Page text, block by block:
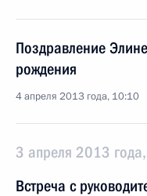
Поздравление
рождения
4 апреля 2013 года, 10:10
3 апреля 2013
Встреча с